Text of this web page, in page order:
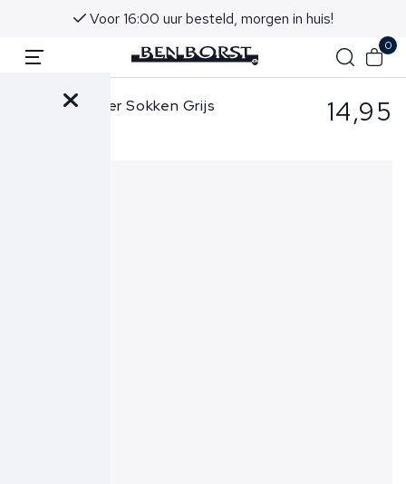
Voor 16:00 uur besteld, morgen in huis!
0
Tommy Hilfiger Sokken Grijs 14,95